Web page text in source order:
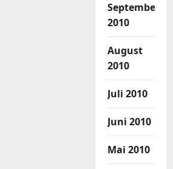
September
2010
August
2010
Juli 2010
Juni 2010
Mai 2010